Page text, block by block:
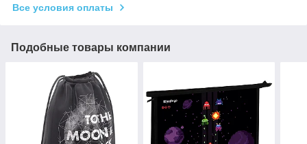
Все условия оплаты
Подобные товары компании